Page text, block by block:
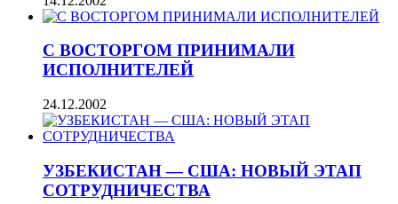
С ВОСТОРГОМ ПРИНИМАЛИ
ИСПОЛНИТЕЛЕЙ
24.12.2002
УЗБЕКИСТАН — США: НОВЫЙ ЭТАП
СОТРУДНИЧЕСТВА